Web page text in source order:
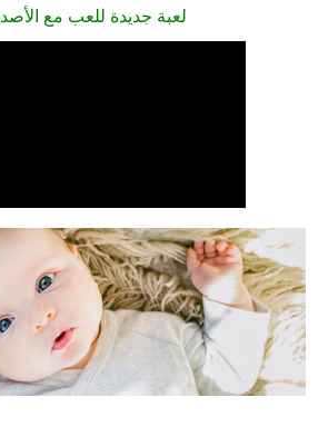
لعبة جديدة للعب مع الأصدقاء: